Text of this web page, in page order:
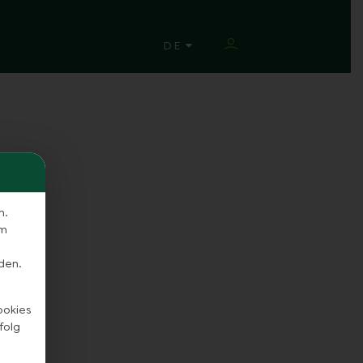
DE
SPRACHE ÄNDERN